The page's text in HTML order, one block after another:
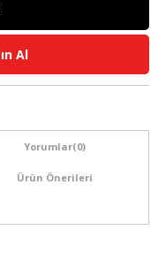
Al
Yorumlar(0)
Ürün Önerileri